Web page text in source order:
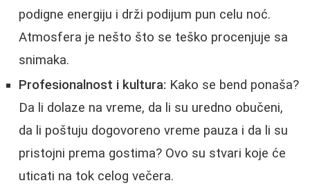
podigne energiju i drži podijum pun celu noć.
Atmosfera je nešto što se teško procenjuje sa
snimaka.
Profesionalnost i kultura: Kako se bend ponaša?
Da li dolaze na vreme, da li su uredno obučeni,
da li poštuju dogovoreno vreme pauza i da li su
pristojni prema gostima? Ovo su stvari koje će
uticati na tok celog večera.